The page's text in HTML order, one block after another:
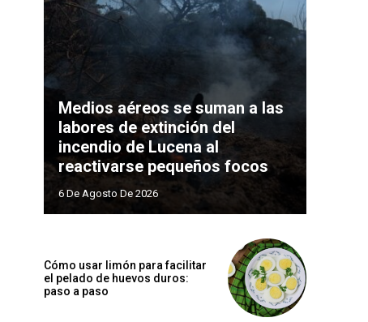
Medios aéreos se suman a las
labores de extinción del
incendio de Lucena al
reactivarse pequeños focos
6 De Agosto De 2026
Cómo usar limón para facilitar
el pelado de huevos duros:
paso a paso